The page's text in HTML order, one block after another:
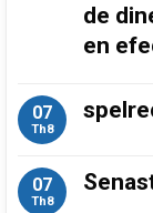
de
en
07
Th8
07
Th8